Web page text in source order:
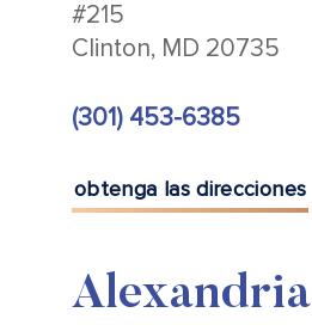
#215
Clinton, MD 20735
(301) 453-6385
obtenga las direcciones
Alexandria